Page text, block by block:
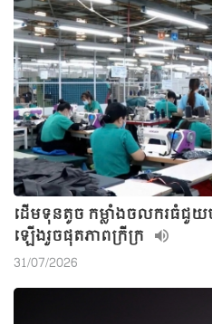
ដើមទុនតូច កម្លាំងចលករធំជួយ
ឡើងរួចផុតភាពក្រីក្រ
31/07/2026